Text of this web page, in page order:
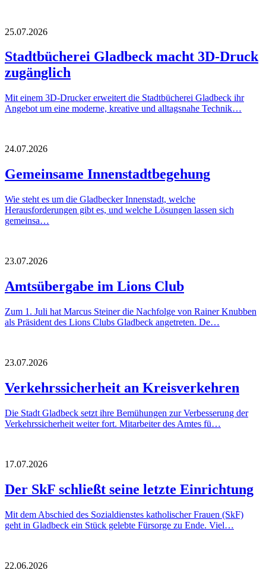
25.07.2026
Stadtbücherei Gladbeck macht 3D-Druck
zugänglich
Mit einem 3D-Drucker erweitert die Stadtbücherei Gladbeck ihr
Angebot um eine moderne, kreative und alltagsnahe Technik…
24.07.2026
Gemeinsame Innenstadtbegehung
Wie steht es um die Gladbecker Innenstadt, welche
Herausforderungen gibt es, und welche Lösungen lassen sich
gemeinsa…
23.07.2026
Amtsübergabe im Lions Club
Zum 1. Juli hat Marcus Steiner die Nachfolge von Rainer Knubben
als Präsident des Lions Clubs Gladbeck angetreten. De…
23.07.2026
Verkehrssicherheit an Kreisverkehren
Die Stadt Gladbeck setzt ihre Bemühungen zur Verbesserung der
Verkehrssicherheit weiter fort. Mitarbeiter des Amtes fü…
17.07.2026
Der SkF schließt seine letzte Einrichtung
Mit dem Abschied des Sozialdienstes katholischer Frauen (SkF)
geht in Gladbeck ein Stück gelebte Fürsorge zu Ende. Viel…
22.06.2026